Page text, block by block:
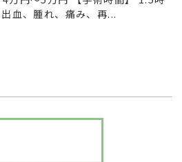
血、腫れ、痛み、再...